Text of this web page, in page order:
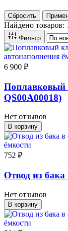
Сбросить
Найдено товаров:
Фильтр
6 900 ₽
Поплавковый
QS00A00018)
Нет отзывов
В корзину
752 ₽
Отвод из
Нет отзывов
В корзину